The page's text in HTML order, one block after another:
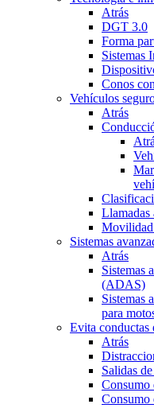
Atrás
DGT 3.0
Forma
Sistemas
Conos
Vehículos
Atrás
Llamadas
Sistemas
Atrás
Sistemas
(ADAS)
Sistemas
para
Evita conductas
Atrás
Salidas
Consumo
Consumo